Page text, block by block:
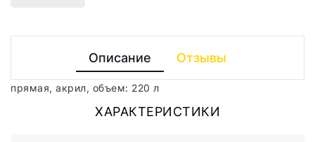
Описание Отзывы
прямая, акрил, объем: 220 л
ХАРАКТЕРИСТИКИ